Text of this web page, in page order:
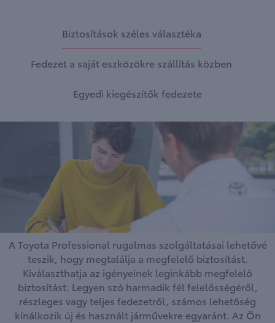
Biztosítások széles választéka
Fedezet a saját eszközökre szállítás közben
Egyedi kiegészítők fedezete
A Toyota Professional rugalmas szolgáltatásai lehetővé
teszik, hogy megtalálja a megfelelő biztosítást.
Kiválaszthatja az igényeinek leginkább megfelelő
biztosítást. Legyen szó harmadik fél felelősségéről,
részleges vagy teljes fedezetről, számos lehetőség
kínálkozik új és használt járművekre egyaránt. Az Ön